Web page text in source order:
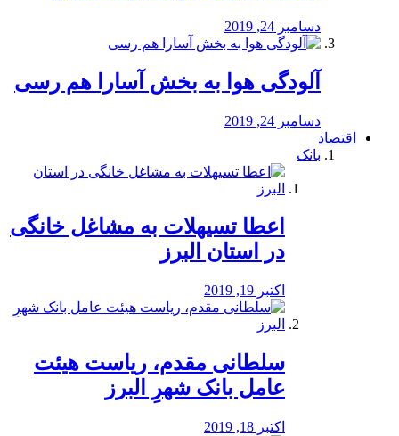
دسامبر 24, 2019
آلودگی هوا به بخش آسارا هم رسی
دسامبر 24, 2019
اقتصاد
بانک
️اعطا تسیهلات به مشاغل خانگی
در استان البرز
اکتبر 19, 2019
سلطانی مقدم، ریاست هیئت
عامل بانک شهرِ البرز
اکتبر 18, 2019